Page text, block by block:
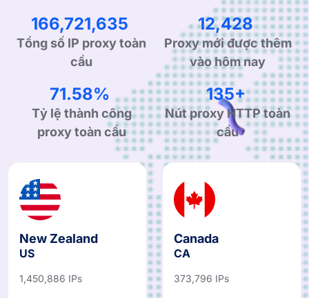
232,665,759
Tổng số IP proxy toàn
cầu
17,344
Proxy mới được thêm
vào hôm nay
99.90%
Tỷ lệ thành công
proxy toàn cầu
190+
Nút proxy HTTP toàn
cầu
New Zealand
US
1,450,886 IPs
Canada
CA
373,796 IPs